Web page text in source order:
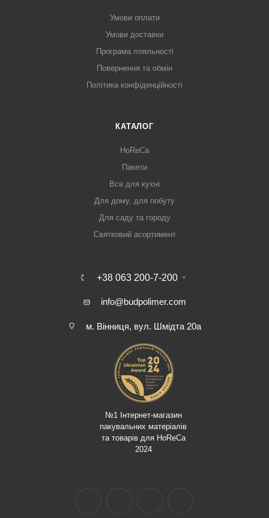
Умови оплати
Умови доставки
Програма лояльності
Повернення та обмін
Політика конфіденційності
КАТАЛОГ
HoReCa
Пакети
Все для кухні
Для дому, для побуту
Для саду та городу
Святковий асортимент
+38 063 200-7-200
info@budpolimer.com
м. Вінниця, вул. Шмідта 20а
№1 Інтернет-магазин
пакувальних матеріалів
та товарів для HoReCa
2024